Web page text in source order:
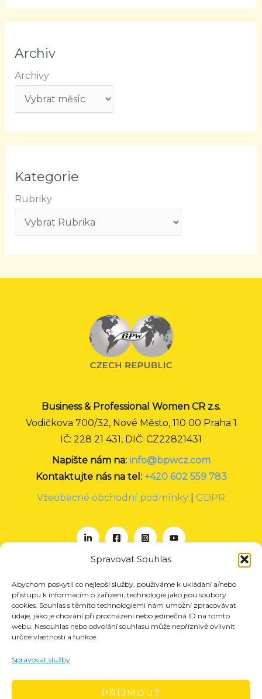
Spravovat Souhlas
Abychom poskytli co nejlepší služby, používáme k ukládání a/nebo
přístupu k informacím o zařízení, technologie jako jsou soubory
cookies. Souhlas s těmito technologiemi nám umožní zpracovávat
údaje, jako je chování při procházení nebo jedinečná ID na tomto
webu. Nesouhlas nebo odvolání souhlasu může nepříznivě ovlivnit
určité vlastnosti a funkce.
Spravovat služby
PŘÍJMOUT
Archiv
Archivy
Kategorie
Rubriky
Business & Professional Women CR z.s.
Vodičkova 700/32, Nové Město, 110 00 Praha 1
IČ: 228 21 431, DIČ: CZ22821431
Napište nám na: info@bpwcz.com
Kontaktujte nás na tel: +420 602 559 783
Všeobecné obchodní podmínky
GDPR
O nás
Projekty
Členství
Kontakt